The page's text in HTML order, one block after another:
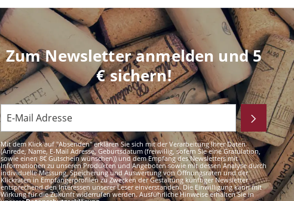
Zum Newsletter anmelden und 5
€ sichern!
Mit dem Klick auf "Absenden" erklären Sie sich mit der Verarbeitung Ihrer Daten
(Anrede, Name, E-Mail Adresse, Geburtsdatum (freiwillig, sofern Sie eine Gratulation,
sowie einen 8€ Gutschein wünschen)) und dem Empfang des Newsletters mit
Informationen zu unseren Produkten und Angeboten sowie mit dessen Analyse durch
individuelle Messung, Speicherung und Auswertung von Öffnungsraten und der
Klickraten in Empfängerprofilen zu Zwecken der Gestaltung künftiger Newsletter
entsprechend den Interessen unserer Leser einverstanden. Die Einwilligung kann mit
Wirkung für die Zukunft widerrufen werden. Ausführliche Hinweise erhalten Sie in